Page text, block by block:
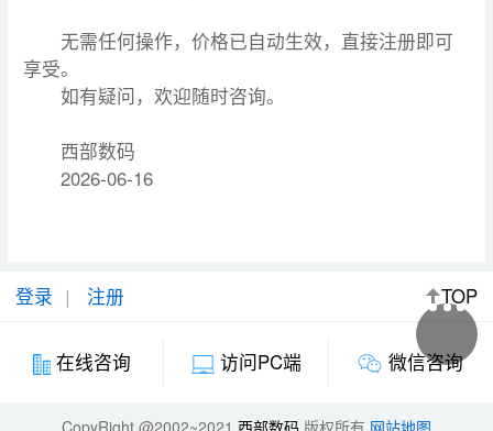
无需任何操作，价格已自动生效，直接注册即可
享受。
如有疑问，欢迎随时咨询。
西部数码
2026-06-16
登录 注册 TOP
在线咨询 访问PC端 微信咨询
CopyRight @2002~2021 西部数码 版权所有 网站地图